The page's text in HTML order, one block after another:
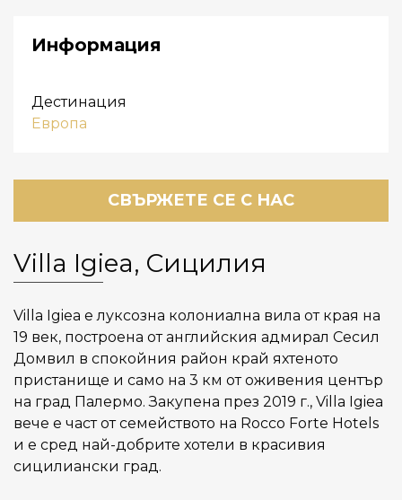
Информация
Дестинация
Европа
СВЪРЖЕТЕ СЕ С НАС
Villa Igiea, Сицилия
Villa Igiea е луксозна колониална вила от края на
19 век, построена от английския адмирал Сесил
Домвил в спокойния район край яхтеното
пристанище и само на 3 км от оживения център
на град Палермо. Закупена през 2019 г., Villa Igiea
вече е част от семейството на Rocco Forte Hotels
и е сред най-добрите хотели в красивия
сицилиански град.